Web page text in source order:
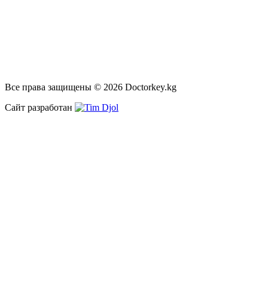
Все права защищены © 2026 Doctorkey.kg
Сайт разработан